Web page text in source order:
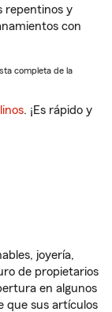
repentinos y
con
completa de la
. ¡Es rápido y
joyería,
de propietarios
en algunos
que sus artículos